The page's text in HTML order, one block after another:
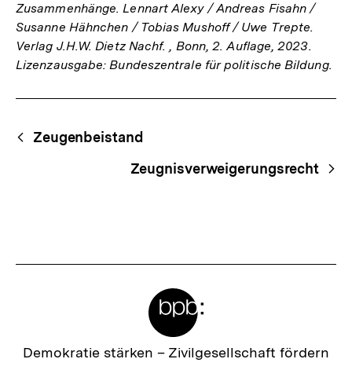
Zusammenhänge. Lennart Alexy / Andreas Fisahn /
Susanne Hähnchen / Tobias Mushoff / Uwe Trepte.
Verlag J.H.W. Dietz Nachf. , Bonn, 2. Auflage, 2023.
Lizenzausgabe: Bundeszentrale für politische Bildung.
Begriffsnavigation
Content-
Navigation
Zeugenbeistand
Zeugnisverweigerungsrecht
Zur
Demokratie stärken – Zivilgesellschaft fördern